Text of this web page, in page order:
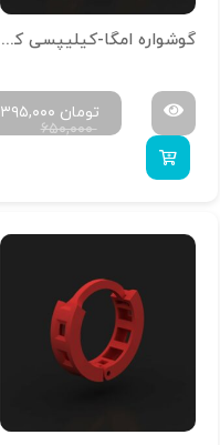
گوشواره امگا-کیلیپسی کد g-n-22
۶۵۰,۰۰۰
۳۹۵,۰۰۰ تومان